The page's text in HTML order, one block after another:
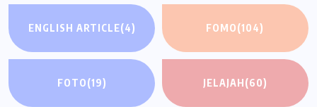
ENGLISH ARTICLE(4) FOMO(104)
FOTO(19) JELAJAH(60)